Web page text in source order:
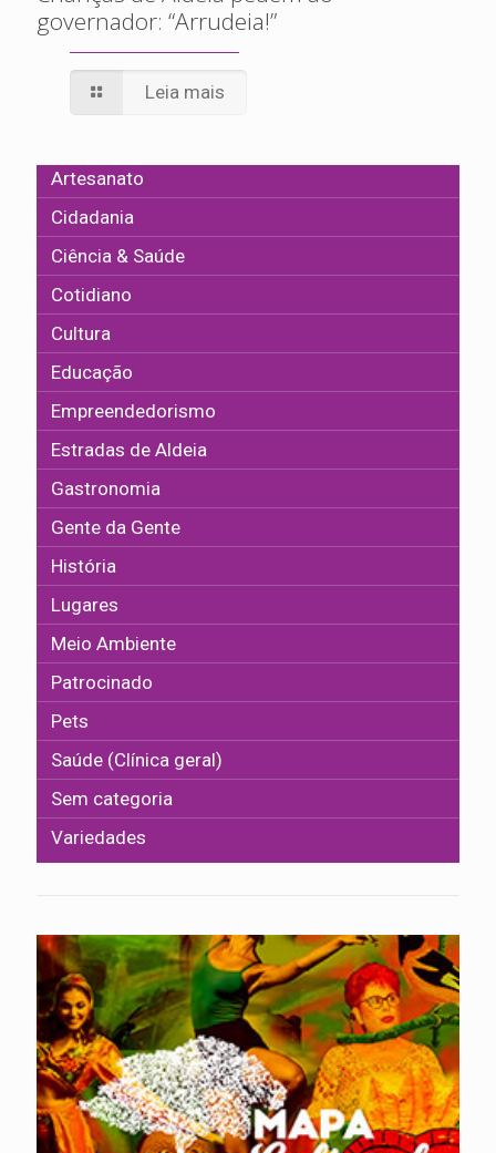
governador: “Arrudeia!”
Leia mais
Artesanato
Cidadania
Ciência & Saúde
Cotidiano
Cultura
Educação
Empreendedorismo
Estradas de Aldeia
Gastronomia
Gente da Gente
História
Lugares
Meio Ambiente
Patrocinado
Pets
Saúde (Clínica geral)
Sem categoria
Variedades